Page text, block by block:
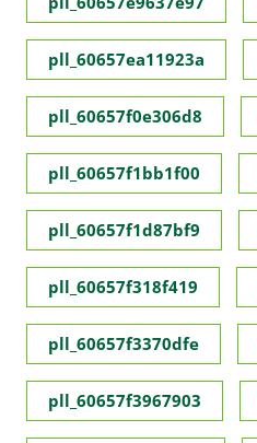
pll_60657ea11923a
pll_60657f0e306d8
pll_60657f1bb1f00
pll_60657f1d87bf9
pll_60657f318f419
pll_60657f3370dfe
pll_60657f3967903